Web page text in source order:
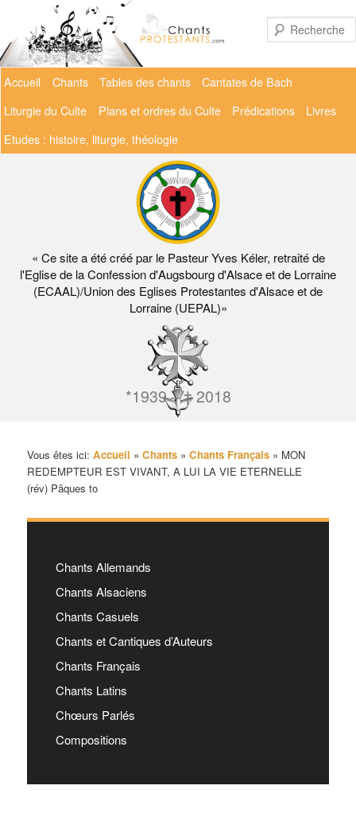
contenu
principal
« Ce site a été créé par le Pasteur Yves Kéler, retraité de
l'Eglise de la Confession d'Augsbourg d'Alsace et de Lorraine
(ECAAL)/Union des Eglises Protestantes d'Alsace et de
Lorraine (UEPAL)»
*1939 – † 2018
Menu
Accueil Chants Tables des chants
Cantates de Bach
Liturgie du Culte
Plans et ordres du Culte Prédications
Livres
Etudes : histoire, liturgie, théologie
Vous êtes ici:Accueil »Chants »Chants Français » MON
REDEMPTEUR EST VIVANT, A LUI LA VIE ETERNELLE
(rév) Pâques to
Chants Allemands
Chants Alsaciens
Chants Casuels
Chants et Cantiques d’Auteurs
Chants Français
Chants Latins
Chœurs Parlés
Compositions